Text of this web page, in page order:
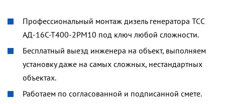
Профессиональный монтаж дизель генератора ТСС
АД-16С-Т400-2РМ10 под ключ любой сложности.
Бесплатный выезд инженера на объект, выполняем
установку даже на самых сложных, нестандартных
объектах.
Работаем по согласованной и подписанной смете.